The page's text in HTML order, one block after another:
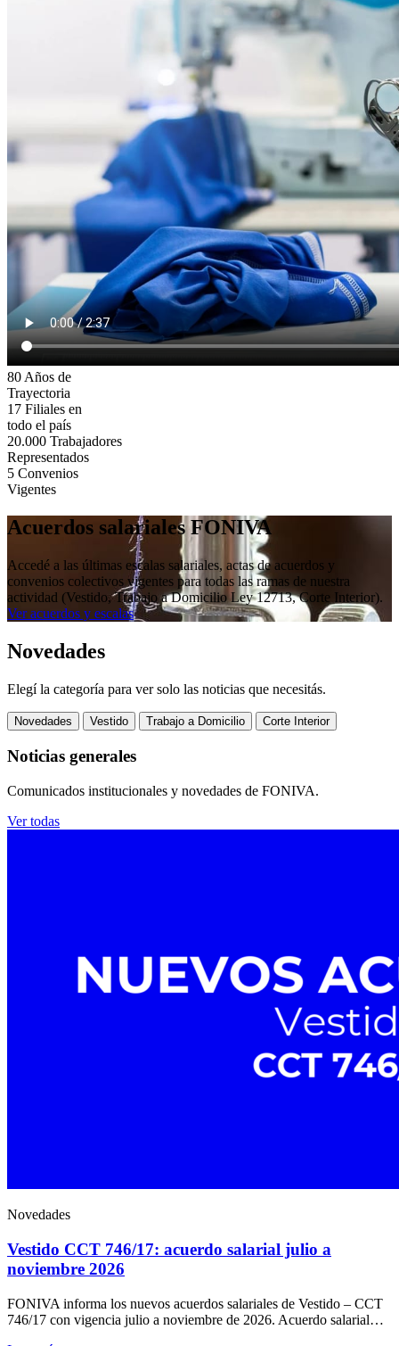
80 Años de
Trayectoria
17 Filiales en
todo el país
20.000 Trabajadores
Representados
5 Convenios
Vigentes
Acuerdos salariales FONIVA
Accedé a las últimas escalas salariales, actas de acuerdos y
convenios colectivos vigentes para todas las ramas de nuestra
actividad (Vestido, Trabajo a Domicilio Ley 12713, Corte Interior).
Ver acuerdos y escalas
Novedades
Elegí la categoría para ver solo las noticias que necesitás.
Novedades Vestido Trabajo a Domicilio Corte Interior
Noticias generales
Comunicados institucionales y novedades de FONIVA.
Ver todas
Novedades
Vestido CCT 746/17: acuerdo salarial julio a
noviembre 2026
FONIVA informa los nuevos acuerdos salariales de Vestido – CCT
746/17 con vigencia julio a noviembre de 2026. Acuerdo salarial…